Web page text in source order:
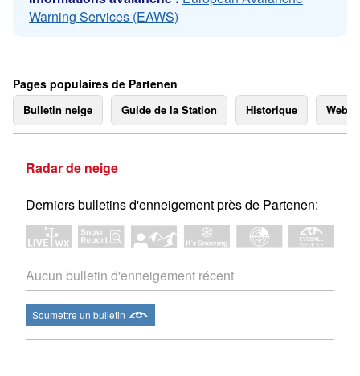
Warning Services (EAWS)
Pages populaires de Partenen
Bulletin neige Guide de la Station Historique
Radar de neige
Derniers bulletins d'enneigement près de Partenen:
Aucun bulletin d'enneigement récent
Soumettre un bulletin